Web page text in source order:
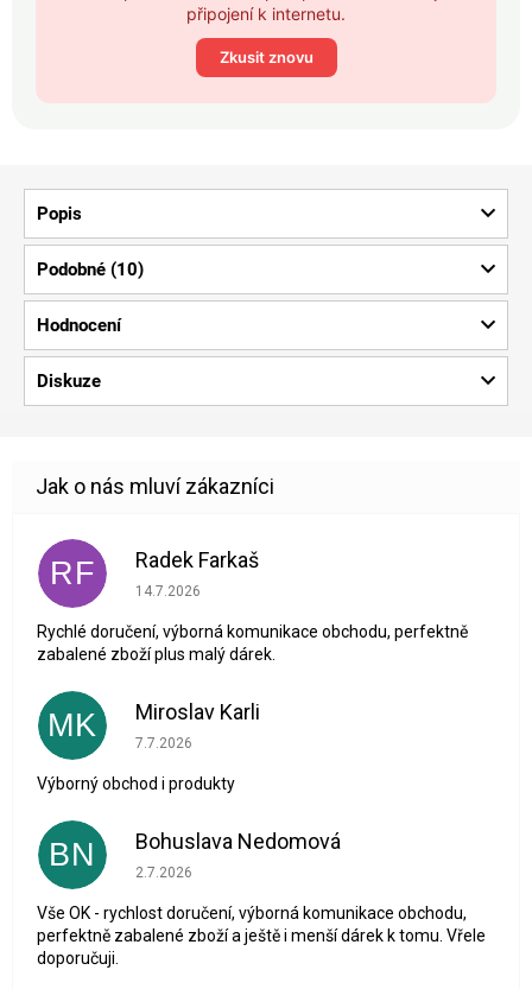
připojení k internetu.
Zkusit znovu
Popis
Podobné (10)
Hodnocení
Diskuze
RF Radek Farkaš
Hodnocení obchodu je 5 z 5 hvězdiček.
14.7.2026
Rychlé doručení, výborná komunikace obchodu, perfektně
zabalené zboží plus malý dárek.
MK Miroslav Karli
Hodnocení obchodu je 5 z 5 hvězdiček.
7.7.2026
Výborný obchod i produkty
BN Bohuslava Nedomová
Hodnocení obchodu je 5 z 5 hvězdiček.
2.7.2026
Vše OK - rychlost doručení, výborná komunikace obchodu,
perfektně zabalené zboží a ještě i menší dárek k tomu. Vřele
doporučuji.